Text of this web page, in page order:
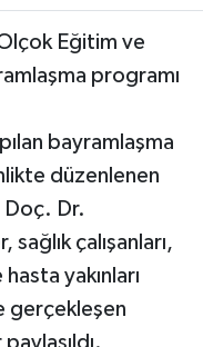
Eğitim ve
programı
bayramlaşma
düzenlenen
Doç. Dr.
çalışanları,
yakınları
gerçekleşen